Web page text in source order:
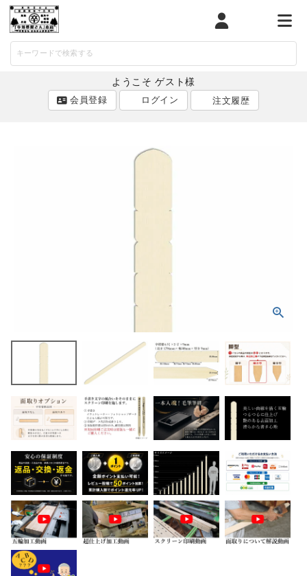
マイページカート メニ
ようこそ ゲスト様
会員登録
ログイン 注文履歴
会員登録
会員メニュー
ご利用ガイド
お問い合わせ
よみもの
ご購入履歴・再注文